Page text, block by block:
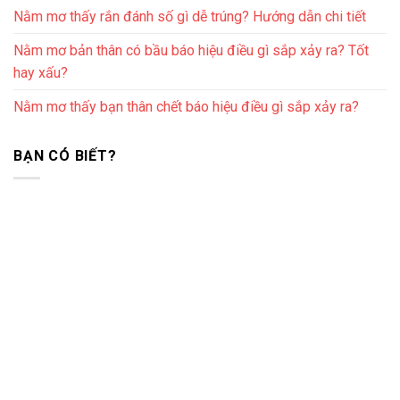
Nằm mơ thấy rắn đánh số gì dễ trúng? Hướng dẫn chi tiết
Nằm mơ bản thân có bầu báo hiệu điều gì sắp xảy ra? Tốt
hay xấu?
Nằm mơ thấy bạn thân chết báo hiệu điều gì sắp xảy ra?
BẠN CÓ BIẾT?